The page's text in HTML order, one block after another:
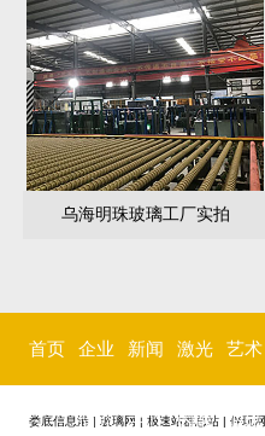
乌海明珠玻璃工厂实拍
首页 企业
简介
新闻
中心
激光
内雕
艺术
玻璃
娄底信息港 | 玻璃网 | 极速站群总站 伴玩网